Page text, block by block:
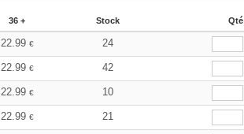
36 + Stock Qté
22.99 € 24
22.99 € 42
22.99 € 10
22.99 € 21